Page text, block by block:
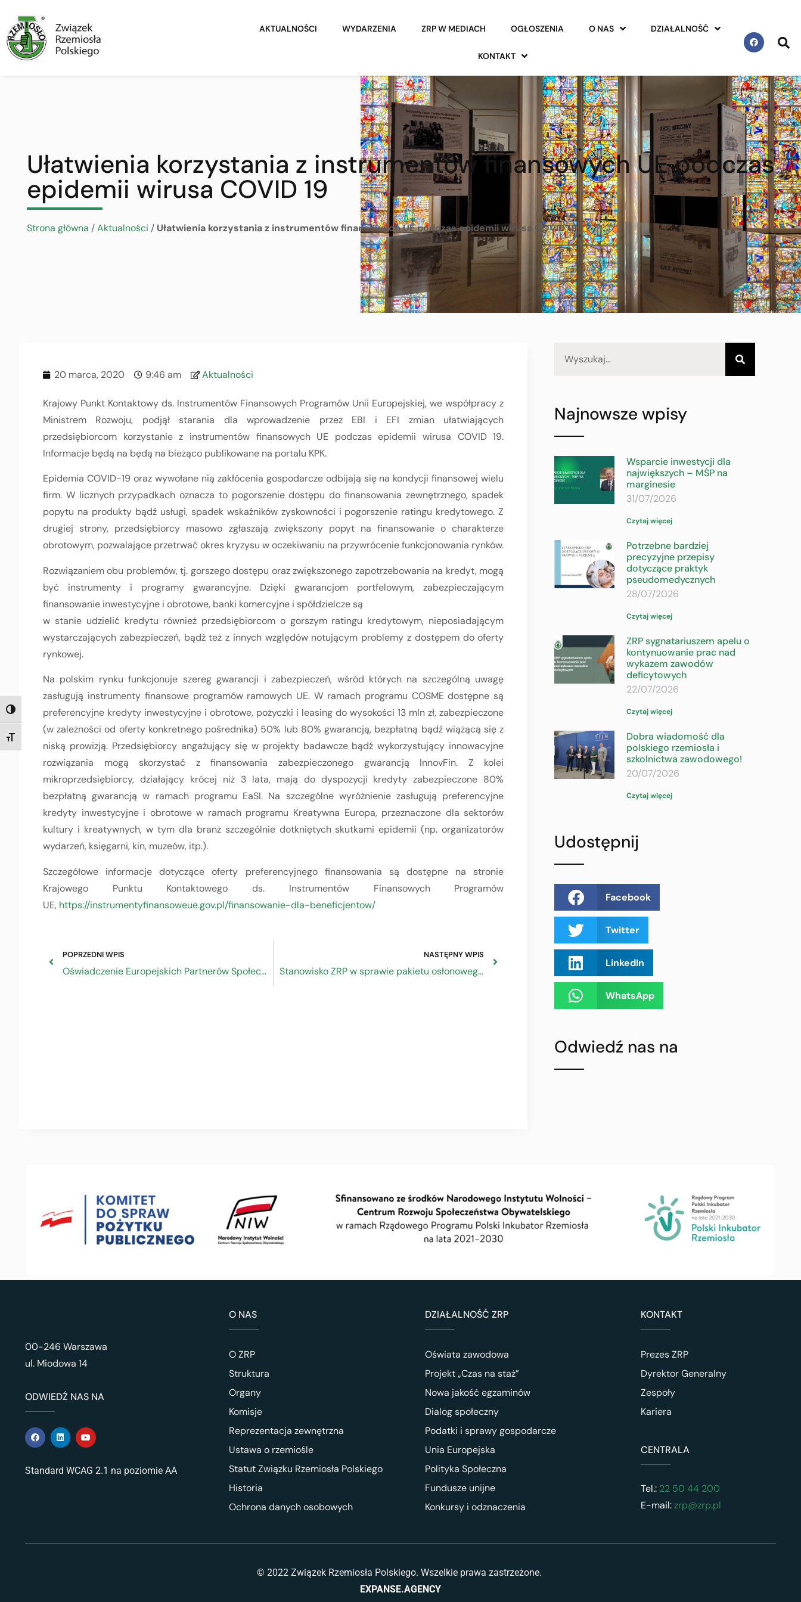
TOGGLE HIGH CONTRAST
TOGGLE FONT SIZE
AKTUALNOŚCI WYDARZENIA ZRP W MEDIACH OGŁOSZENIA O NAS DZIAŁALNOŚĆ
KONTAKT
Ułatwienia korzystania z instrumentów finansowych UE podczas
epidemii wirusa COVID 19
Strona główna /Aktualności / Ułatwienia korzystania z instrumentów finansowych UE podczas epidemii wirusa COVID 19
20 marca, 2020 9:46 am Aktualności
Krajowy Punkt Kontaktowy ds. Instrumentów Finansowych Programów Unii Europejskiej, we współpracy z
Ministrem Rozwoju, podjął starania dla wprowadzenie przez EBI i EFI zmian ułatwiających
przedsiębiorcom korzystanie z instrumentów finansowych UE podczas epidemii wirusa COVID 19.
Informacje będą na będą na bieżąco publikowane na portalu KPK.
Epidemia COVID-19 oraz wywołane nią zakłócenia gospodarcze odbijają się na kondycji finansowej wielu
firm. W licznych przypadkach oznacza to pogorszenie dostępu do finansowania zewnętrznego, spadek
popytu na produkty bądź usługi, spadek wskaźników zyskowności i pogorszenie ratingu kredytowego. Z
drugiej strony, przedsiębiorcy masowo zgłaszają zwiększony popyt na finansowanie o charakterze
obrotowym, pozwalające przetrwać okres kryzysu w oczekiwaniu na przywrócenie funkcjonowania rynków.
Rozwiązaniem obu problemów, tj. gorszego dostępu oraz zwiększonego zapotrzebowania na kredyt, mogą
być instrumenty i programy gwarancyjne. Dzięki gwarancjom portfelowym, zabezpieczającym
finansowanie inwestycyjne i obrotowe, banki komercyjne i spółdzielcze są
w stanie udzielić kredytu również przedsiębiorcom o gorszym ratingu kredytowym, nieposiadającym
wystarczających zabezpieczeń, bądź też z innych względów notującym problemy z dostępem do oferty
rynkowej.
Na polskim rynku funkcjonuje szereg gwarancji i zabezpieczeń, wśród których na szczególną uwagę
zasługują instrumenty finansowe programów ramowych UE. W ramach programu COSME dostępne są
preferencyjne kredyty inwestycyjne i obrotowe, pożyczki i leasing do wysokości 13 mln zł, zabezpieczone
(w zależności od oferty konkretnego pośrednika) 50% lub 80% gwarancją, bezpłatną bądź wiążącą się z
niską prowizją. Przedsiębiorcy angażujący się w projekty badawcze bądź wykorzystujący innowacyjne
rozwiązania mogą skorzystać z finansowania zabezpieczonego gwarancją InnovFin. Z kolei
mikroprzedsiębiorcy, działający krócej niż 3 lata, mają do dyspozycji kredyty zabezpieczone 80%
bezpłatną gwarancją w ramach programu EaSI. Na szczególne wyróżnienie zasługują preferencyjne
kredyty inwestycyjne i obrotowe w ramach programu Kreatywna Europa, przeznaczone dla sektorów
kultury i kreatywnych, w tym dla branż szczególnie dotkniętych skutkami epidemii (np. organizatorów
wydarzeń, księgarni, kin, muzeów, itp.).
Szczegółowe informacje dotyczące oferty preferencyjnego finansowania są dostępne na stronie
Krajowego Punktu Kontaktowego ds. Instrumentów Finansowych Programów
UE, https://instrumentyfinansoweue.gov.pl/finansowanie-dla-beneficjentow/
POPRZEDNI WPIS
Oświadczenie Europejskich Partnerów Społecznych ETUC, Business Europe, CEEP, SMEunited w sprawie epidemii COVID-19
NASTĘPNY WPIS
Stanowisko ZRP w sprawie pakietu osłonowego tzw. tarczy antykryzysowej
Najnowsze wpisy
Wsparcie inwestycji dla
największych – MŚP na
marginesie
31/07/2026
Czytaj więcej
Potrzebne bardziej
precyzyjne przepisy
dotyczące praktyk
pseudomedycznych
28/07/2026
Czytaj więcej
ZRP sygnatariuszem apelu o
kontynuowanie prac nad
wykazem zawodów
deficytowych
22/07/2026
Czytaj więcej
Dobra wiadomość dla
polskiego rzemiosła i
szkolnictwa zawodowego!
20/07/2026
Czytaj więcej
Udostępnij
Facebook
Twitter
LinkedIn
WhatsApp
Odwiedź nas na
00-246 Warszawa
ul. Miodowa 14
ODWIEDŹ NAS NA
Standard WCAG 2.1 na poziomie AA
O NAS
O ZRP
Struktura
Organy
Komisje
Reprezentacja zewnętrzna
Ustawa o rzemiośle
Statut Związku Rzemiosła Polskiego
Historia
Ochrona danych osobowych
DZIAŁALNOŚĆ ZRP
Oświata zawodowa
Projekt „Czas na staż”
Nowa jakość egzaminów
Dialog społeczny
Podatki i sprawy gospodarcze
Unia Europejska
Polityka Społeczna
Fundusze unijne
Konkursy i odznaczenia
KONTAKT
Prezes ZRP
Dyrektor Generalny
Zespoły
Kariera
CENTRALA
Tel.:22 50 44 200
E-mail:zrp@zrp.pl
© 2022 Związek Rzemiosła Polskiego. Wszelkie prawa zastrzeżone.
EXPANSE.AGENCY